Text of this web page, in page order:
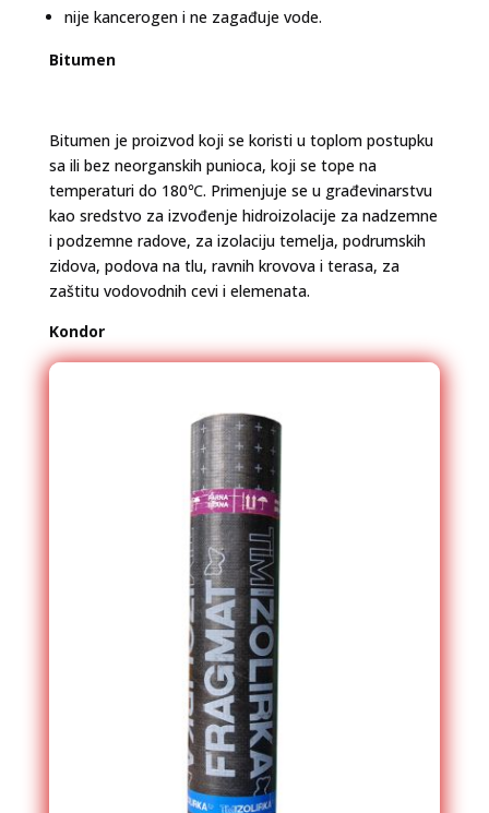
nije kancerogen i ne zagađuje vode.
Bitumen
Bitumen je proizvod koji se koristi u toplom postupku
sa ili bez neorganskih punioca, koji se tope na
temperaturi do 180℃. Primenjuje se u građevinarstvu
kao sredstvo za izvođenje hidroizolacije za nadzemne
i podzemne radove, za izolaciju temelja, podrumskih
zidova, podova na tlu, ravnih krovova i terasa, za
zaštitu vodovodnih cevi i elemenata.
Kondor